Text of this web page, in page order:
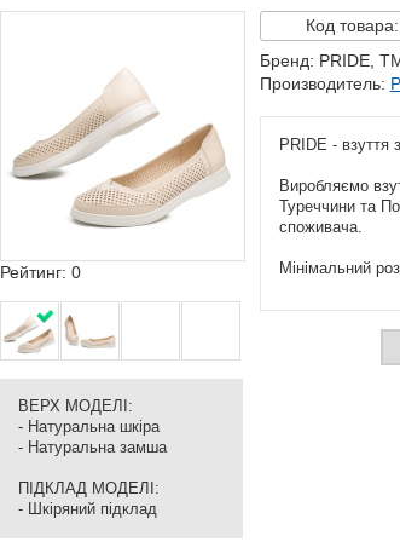
Рейтинг: 0
ВЕРХ МОДЕЛІ:
- Натуральна шкіра
- Натуральна замша
ПІДКЛАД МОДЕЛІ:
- Шкіряний підклад
Кодтовара:
Бренд: PRIDE,
Производитель:
PRIDE - взуття
Виробляємо
Туреччини та
споживача.
Мінімальний